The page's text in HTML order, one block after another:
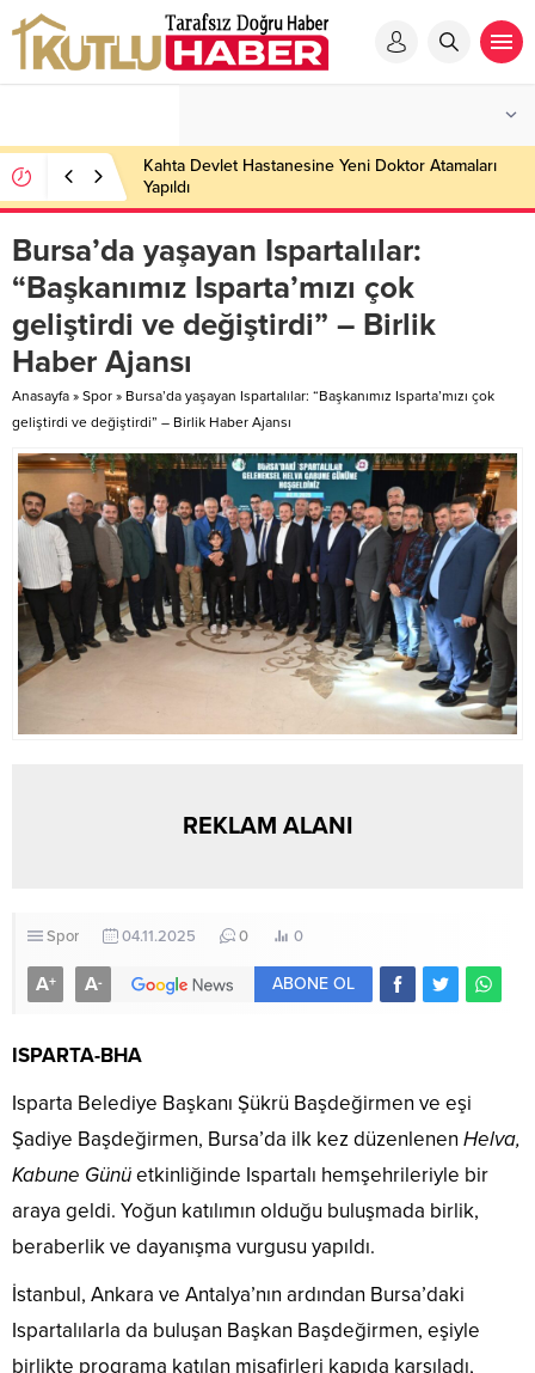
Kahta Devlet Hastanesine Yeni Doktor Atamaları
Yapıldı
Bursa’da yaşayan Ispartalılar:
“Başkanımız Isparta’mızı çok
geliştirdi ve değiştirdi” – Birlik
Haber Ajansı
Anasayfa » Spor » Bursa’da yaşayan Ispartalılar: “Başkanımız Isparta’mızı çok
geliştirdi ve değiştirdi” – Birlik Haber Ajansı
REKLAM ALANI
Spor 04.11.2025 0 0
A+ A- ABONE OL
ISPARTA-BHA
Isparta Belediye Başkanı Şükrü Başdeğirmen ve eşi
Şadiye Başdeğirmen, Bursa’da ilk kez düzenlenen Helva,
Kabune Günüetkinliğinde Ispartalı hemşehrileriyle bir
araya geldi. Yoğun katılımın olduğu buluşmada birlik,
beraberlik ve dayanışma vurgusu yapıldı.
İstanbul, Ankara ve Antalya’nın ardından Bursa’daki
Ispartalılarla da buluşan Başkan Başdeğirmen, eşiyle
birlikte programa katılan misafirleri kapıda karşıladı,